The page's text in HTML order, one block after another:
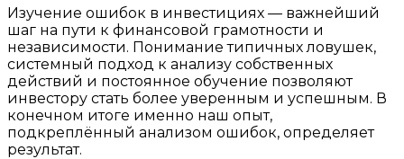
Изучение ошибок в инвестициях — важнейший
шаг на пути к финансовой грамотности и
независимости. Понимание типичных ловушек,
системный подход к анализу собственных
действий и постоянное обучение позволяют
инвестору стать более уверенным и успешным. В
конечном итоге именно наш опыт,
подкреплённый анализом ошибок, определяет
результат.